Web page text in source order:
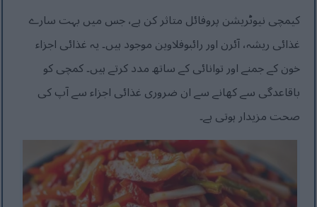
کیمچی نیوٹریشن پروفائل متاثر کن ہے، جس میں بہت سارے
غذائی ریشہ، آئرن اور رائبوفلاوین موجود ہیں۔ یہ غذائی اجزاء
خون کے جمنے اور توانائی کے ساتھ مدد کرتے ہیں۔ کمچی کو
باقاعدگی سے کھانے سے ان ضروری غذائی اجزاء سے آپ کی
صحت مزیدار ہوتی ہے۔